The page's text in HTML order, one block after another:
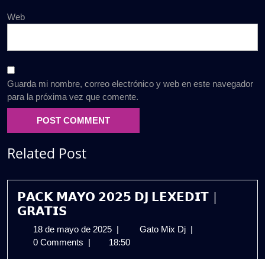
Web
Guarda mi nombre, correo electrónico y web en este navegador
para la próxima vez que comente.
Related Post
𝗣𝗔𝗖𝗞 𝗠𝗔𝗬𝗢 𝟮𝟬𝟮𝟱 𝗗𝗝 𝗟𝗘𝗫𝗘𝗗𝗜𝗧 |
𝗚𝗥𝗔𝗧𝗜𝗦
18 de mayo de 2025 18
de
Gato Mix Dj 𝗣𝗔𝗖𝗞
0 Comments
18:50